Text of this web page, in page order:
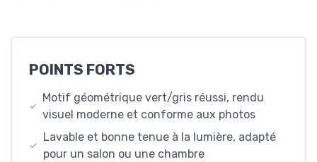
POINTS FORTS
Motif géométrique vert/gris réussi, rendu
visuel moderne et conforme aux photos
Lavable et bonne tenue à la lumière, adapté
pour un salon ou une chambre